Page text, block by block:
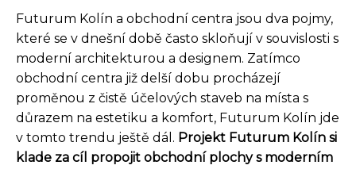
Futurum Kolín a obchodní centra jsou dva pojmy,
které se v dnešní době často skloňují v souvislosti s
moderní architekturou a designem. Zatímco
obchodní centra již delší dobu procházejí
proměnou z čistě účelových staveb na místa s
důrazem na estetiku a komfort, Futurum Kolín jde
v tomto trendu ještě dál. Projekt Futurum Kolín si
klade za cíl propojit obchodní plochy s moderním